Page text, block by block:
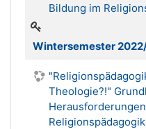
Bildung im
Wintersemester
Theologie?!"
Religionspädagogik